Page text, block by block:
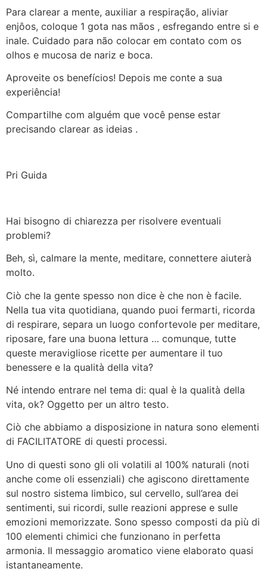
Para clarear a mente, auxiliar a respiração, aliviar
enjôos, coloque 1 gota nas mãos , esfregando entre si e
inale. Cuidado para não colocar em contato com os
olhos e mucosa de nariz e boca.
Aproveite os benefícios! Depois me conte a sua
experiência!
Compartilhe com alguém que você pense estar
precisando clarear as ideias .
Pri Guida
Hai bisogno di chiarezza per risolvere eventuali
problemi?
Beh, sì, calmare la mente, meditare, connettere aiuterà
molto.
Ciò che la gente spesso non dice è che non è facile.
Nella tua vita quotidiana, quando puoi fermarti, ricorda
di respirare, separa un luogo confortevole per meditare,
riposare, fare una buona lettura … comunque, tutte
queste meravigliose ricette per aumentare il tuo
benessere e la qualità della vita?
Né intendo entrare nel tema di: qual è la qualità della
vita, ok? Oggetto per un altro testo.
Ciò che abbiamo a disposizione in natura sono elementi
di FACILITATORE di questi processi.
Uno di questi sono gli oli volatili al 100% naturali (noti
anche come oli essenziali) che agiscono direttamente
sul nostro sistema limbico, sul cervello, sull’area dei
sentimenti, sui ricordi, sulle reazioni apprese e sulle
emozioni memorizzate. Sono spesso composti da più di
100 elementi chimici che funzionano in perfetta
armonia. Il messaggio aromatico viene elaborato quasi
istantaneamente.